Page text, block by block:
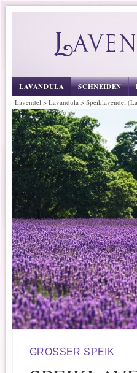
LAVANDULA SCHNEIDEN
Lavendel > Lavandula > Speiklavendel
GROSSER SPEIK